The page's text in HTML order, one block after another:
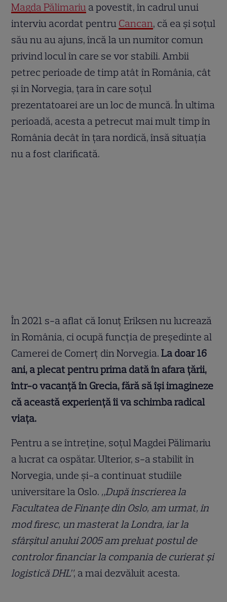
Magda Pălimariu a povestit, în cadrul unui
interviu acordat pentru Cancan, că ea și soțul
său nu au ajuns, încă la un numitor comun
privind locul în care se vor stabili. Ambii
petrec perioade de timp atât în România, cât
și în Norvegia, țara în care soțul
prezentatoarei are un loc de muncă. În ultima
perioadă, acesta a petrecut mai mult timp în
România decât în țara nordică, însă situația
nu a fost clarificată.
În 2021 s-a aflat că Ionuț Eriksen nu lucrează
în România, ci ocupă funcția de președinte al
Camerei de Comerț din Norvegia. La doar 16
ani, a plecat pentru prima dată în afara țării,
într-o vacanță în Grecia, fără să își imagineze
că această experiență îi va schimba radical
viața.
Pentru a se întreține, soțul Magdei Pălimariu
a lucrat ca ospătar. Ulterior, s-a stabilit în
Norvegia, unde și-a continuat studiile
universitare la Oslo. „După înscrierea la
Facultatea de Finanțe din Oslo, am urmat, în
mod firesc, un masterat la Londra, iar la
sfârșitul anului 2005 am preluat postul de
controlor financiar la compania de curierat și
logistică DHL”, a mai dezvăluit acesta.